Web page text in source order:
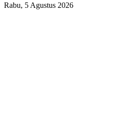
Rabu, 5 Agustus 2026